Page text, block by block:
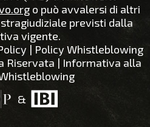
o può avvalersi di altri
previsti dalla
vigente.
| Policy Whistleblowing
Riservata | Informativa alla
&